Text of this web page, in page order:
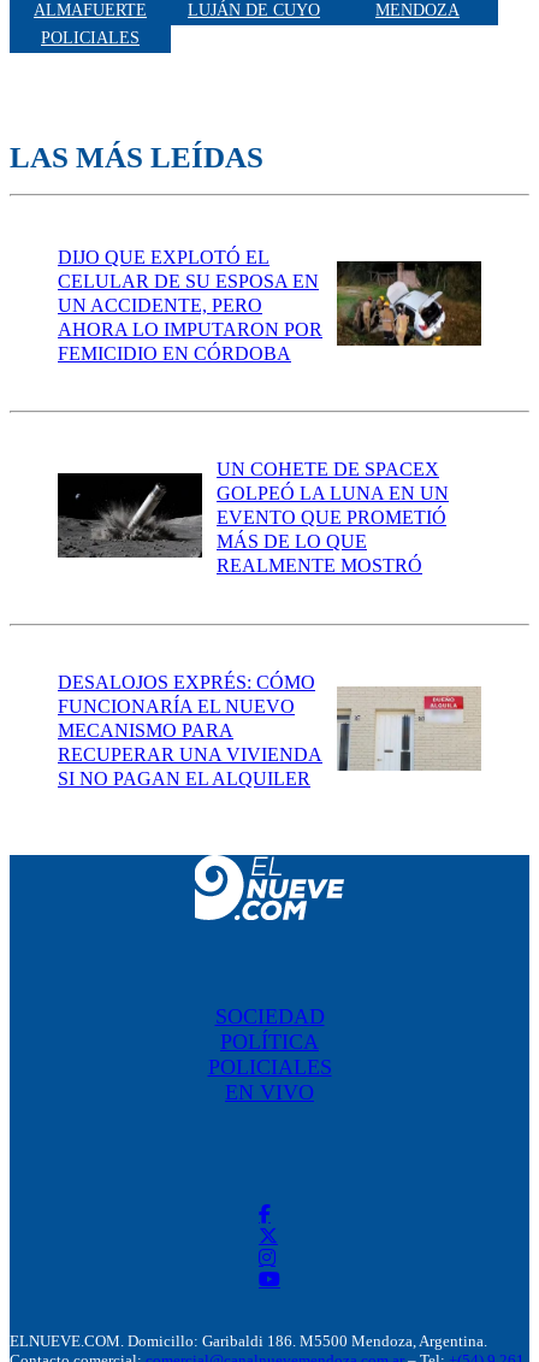
ALMAFUERTE LUJÁN DE CUYO
MENDOZA
POLICIALES
LAS MÁS LEÍDAS
DIJO QUE EXPLOTÓ EL
CELULAR DE SU ESPOSA EN
UN ACCIDENTE, PERO
AHORA LO IMPUTARON POR
FEMICIDIO EN CÓRDOBA
UN COHETE DE SPACEX
GOLPEÓ LA LUNA EN UN
EVENTO QUE PROMETIÓ
MÁS DE LO QUE
REALMENTE MOSTRÓ
DESALOJOS EXPRÉS: CÓMO
FUNCIONARÍA EL NUEVO
MECANISMO PARA
RECUPERAR UNA VIVIENDA
SI NO PAGAN EL ALQUILER
SOCIEDAD
POLÍTICA
POLICIALES
EN VIVO
ELNUEVE.COM. Domicillo: Garibaldi 186. M5500 Mendoza, Argentina.